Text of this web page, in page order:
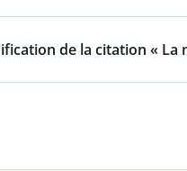
de la citation « La